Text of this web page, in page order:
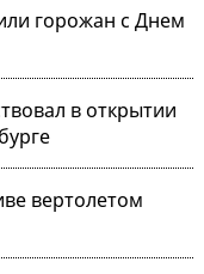
горожан с Днем
в открытии
вертолетом